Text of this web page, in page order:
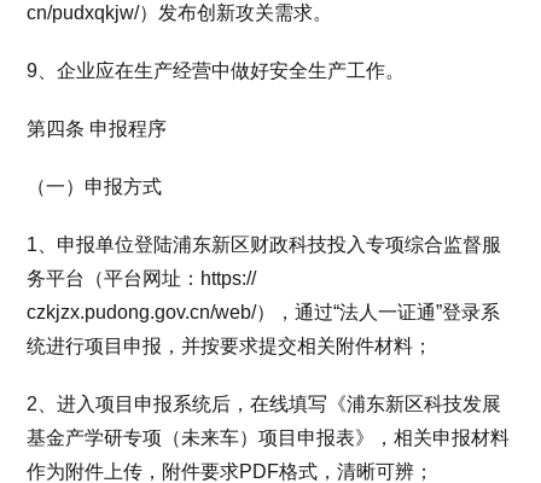
cn/pudxqkjw/）发布创新攻关需求。
9、企业应在生产经营中做好安全生产工作。
第四条 申报程序
（一）申报方式
1、申报单位登陆浦东新区财政科技投入专项综合监督服
务平台（平台网址：https://
czkjzx.pudong.gov.cn/web/），通过“法人一证通”登录系
统进行项目申报，并按要求提交相关附件材料；
2、进入项目申报系统后，在线填写《浦东新区科技发展
基金产学研专项（未来车）项目申报表》，相关申报材料
作为附件上传，附件要求PDF格式，清晰可辨；